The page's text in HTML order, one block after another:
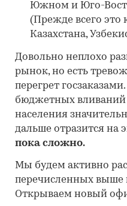
Южном и Юго-
(Прежде всего это
Казахстана,
Довольно неплохо
рынок, но есть
перегрет
бюджетных вливаний
населения
дальше отразится на
пока сложно.
Мы будем активно
перечисленных выше
Открываем новый